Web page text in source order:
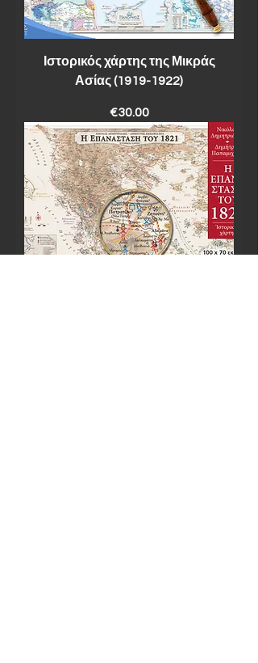
Ιστορικός χάρτης της Μικράς
Ασίας (1919-1922)
Price
€30.00